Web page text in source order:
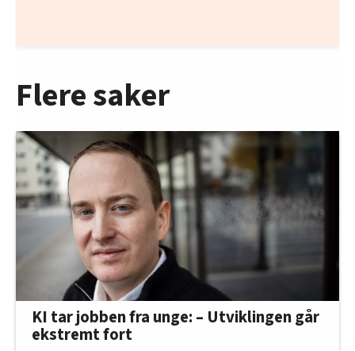
Flere saker
KI tar jobben fra unge: – Utviklingen går
ekstremt fort